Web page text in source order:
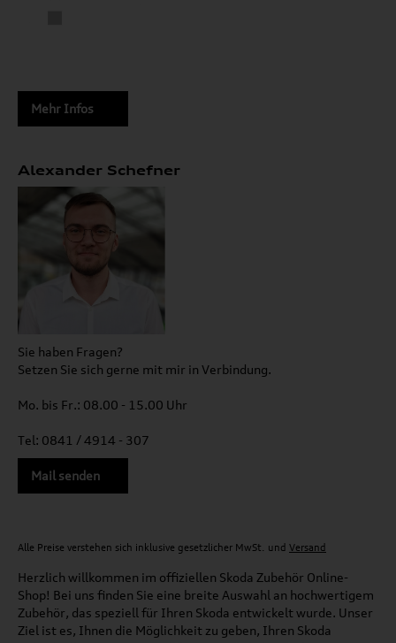
Mehr Infos
Alexander Schefner
Sie haben Fragen?
Setzen Sie sich gerne mit mir in Verbindung.
Mo. bis Fr.: 08.00 - 15.00 Uhr
Tel: 0841 / 4914 - 307
Mail senden
Alle Preise verstehen sich inklusive gesetzlicher MwSt. und Versand
Herzlich willkommen im offiziellen Skoda Zubehör Online-
Shop! Bei uns finden Sie eine breite Auswahl an hochwertigem
Zubehör, das speziell für Ihren Skoda entwickelt wurde. Unser
Ziel ist es, Ihnen die Möglichkeit zu geben, Ihren Skoda